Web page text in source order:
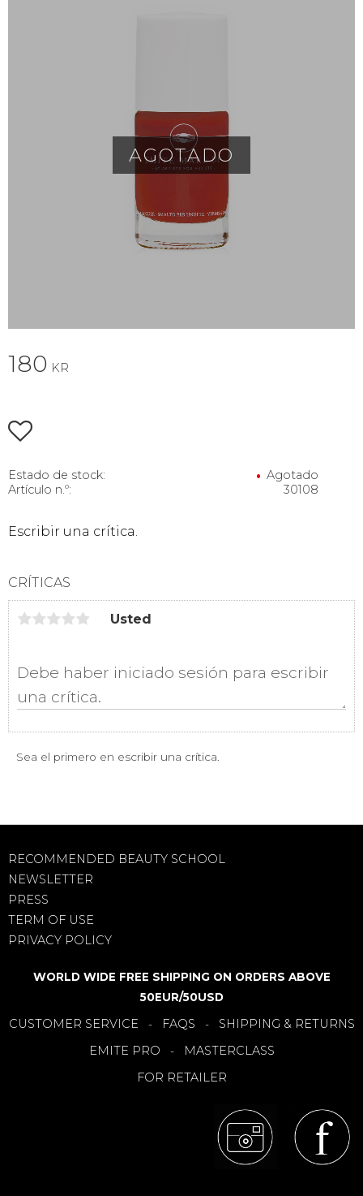
AGOTADO
180 KR
Añadir a favoritos
Estado de stock
Agotado
Artículo n.º
30108
Escribir una crítica.
CRÍTICAS
Usted
Sea el primero en escribir una crítica.
RECOMMENDED BEAUTY SCHOOL
NEWSLETTER
PRESS
TERM OF USE
PRIVACY POLICY
WORLD WIDE FREE SHIPPING ON ORDERS ABOVE
50EUR/50USD
CUSTOMER SERVICE - FAQS - SHIPPING & RETURNS
EMITE PRO -
MASTERCLASS
FOR RETAILER